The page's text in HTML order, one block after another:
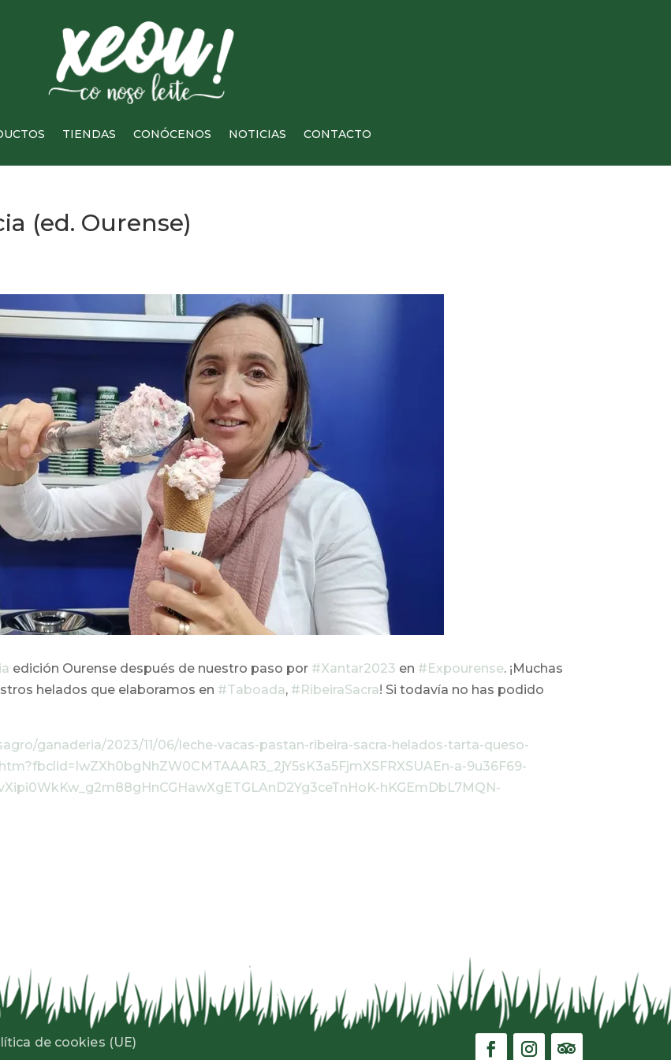
TIENDAS CONÓCENOS NOTICIAS CONTACTO
(ed. Ourense)
edición Ourense después de nuestro paso por #Xantar2023 en #Expourense. ¡Muchas
helados que elaboramos en #Taboada, #RibeiraSacra! Si todavía no has podido
ganaderia/2023/11/06/leche-vacas-pastan-ribeira-sacra-helados-tarta-queso-
a-9u36F69-
hKGEmDbL7MQN-
de cookies (UE)